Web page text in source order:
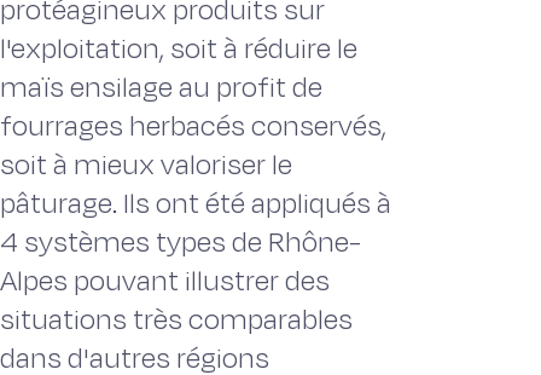
protéagineux produits sur
l'exploitation, soit à réduire le
maïs ensilage au profit de
fourrages herbacés conservés,
soit à mieux valoriser le
pâturage. Ils ont été appliqués à
4 systèmes types de Rhône-
Alpes pouvant illustrer des
situations très comparables
dans d'autres régions